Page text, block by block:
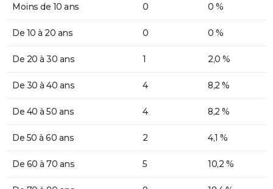
Moins de 10 ans 0 0 %
De 10 à 20 ans 0 0 %
De 20 à 30 ans 1 2,0 %
De 30 à 40 ans 4 8,2 %
De 40 à 50 ans 4 8,2 %
De 50 à 60 ans 2 4,1 %
De 60 à 70 ans 5 10,2 %